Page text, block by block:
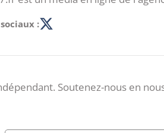
:
Soutenez-nous en